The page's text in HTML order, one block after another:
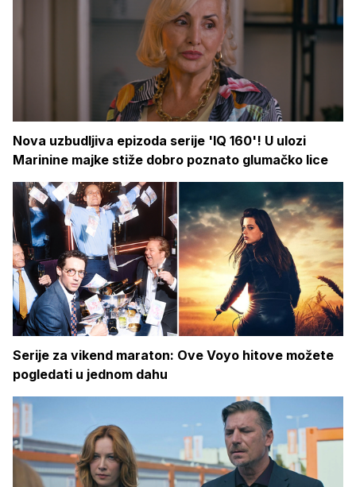
Nova uzbudljiva epizoda serije 'IQ 160'! U ulozi
Marinine majke stiže dobro poznato glumačko lice
Serije za vikend maraton: Ove Voyo hitove možete
pogledati u jednom dahu